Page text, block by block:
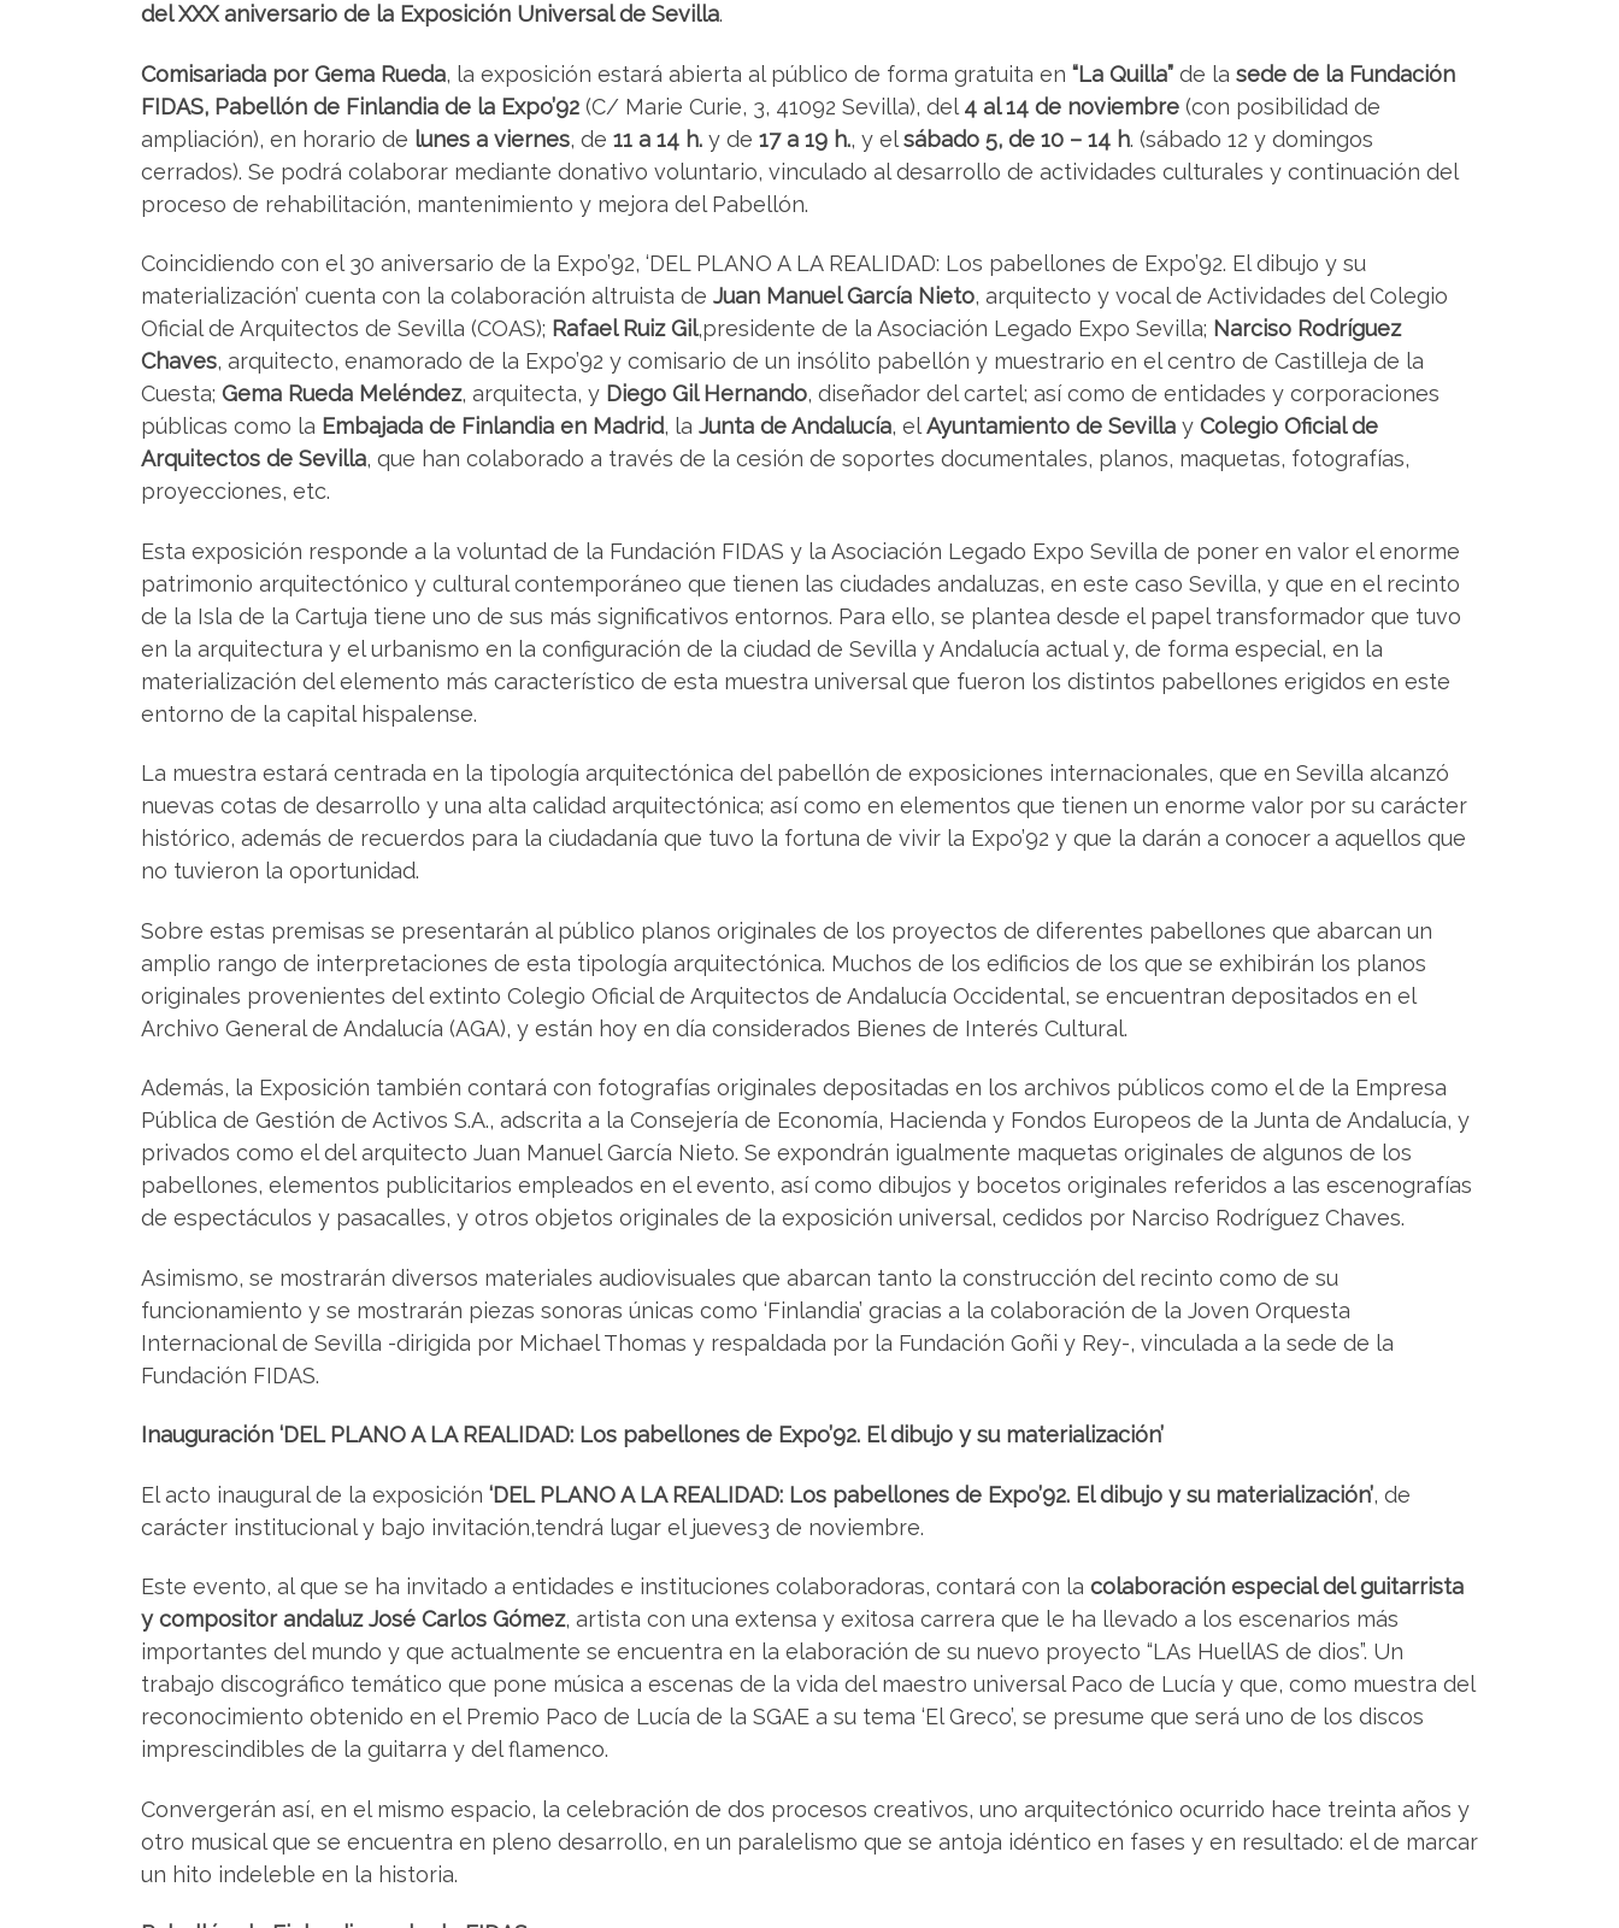
del XXX aniversario de la Exposición Universal de Sevilla.
Comisariada por Gema Rueda, la exposición estará abierta al público de forma gratuita en “La Quilla” de la sede de la Fundación
FIDAS, Pabellón de Finlandia de la Expo’92 (C/ Marie Curie, 3, 41092 Sevilla), del 4 al 14 de noviembre (con posibilidad de
ampliación), en horario de lunes a viernes, de 11 a 14 h. y de 17 a 19 h., y elsábado 5, de 10 – 14 h. (sábado 12 y domingos
cerrados). Se podrá colaborar mediante donativo voluntario, vinculado al desarrollo de actividades culturales y continuación del
proceso de rehabilitación, mantenimiento y mejora del Pabellón.
Coincidiendo con el 30 aniversario de la Expo’92, ‘DEL PLANO A LA REALIDAD: Los pabellones de Expo’92. El dibujo y su
materialización’ cuenta con la colaboración altruista de Juan Manuel García Nieto, arquitecto y vocal de Actividades del Colegio
Oficial de Arquitectos de Sevilla (COAS); Rafael Ruiz Gil,presidente de la Asociación Legado Expo Sevilla; Narciso Rodríguez
Chaves, arquitecto, enamorado de la Expo’92 y comisario de un insólito pabellón y muestrario en el centro de Castilleja de la
Cuesta; Gema Rueda Meléndez, arquitecta, y Diego Gil Hernando, diseñador del cartel; así como de entidades y corporaciones
públicas como la Embajada de Finlandia en Madrid, la Junta de Andalucía, elAyuntamiento de Sevilla y Colegio Oficial de
Arquitectos de Sevilla, que han colaborado a través de la cesión de soportes documentales, planos, maquetas, fotografías,
proyecciones, etc.
Esta exposición responde a la voluntad de la Fundación FIDAS y la Asociación Legado Expo Sevilla de poner en valor el enorme
patrimonio arquitectónico y cultural contemporáneo que tienen las ciudades andaluzas, en este caso Sevilla, y que en el recinto
de la Isla de la Cartuja tiene uno de sus más significativos entornos. Para ello, se plantea desde el papel transformador que tuvo
en la arquitectura y el urbanismo en la configuración de la ciudad de Sevilla y Andalucía actual y, de forma especial, en la
materialización del elemento más característico de esta muestra universal que fueron los distintos pabellones erigidos en este
entorno de la capital hispalense.
La muestra estará centrada en la tipología arquitectónica del pabellón de exposiciones internacionales, que en Sevilla alcanzó
nuevas cotas de desarrollo y una alta calidad arquitectónica; así como en elementos que tienen un enorme valor por su carácter
histórico, además de recuerdos para la ciudadanía que tuvo la fortuna de vivir la Expo’92 y que la darán a conocer a aquellos que
no tuvieron la oportunidad.
Sobre estas premisas se presentarán al público planos originales de los proyectos de diferentes pabellones que abarcan un
amplio rango de interpretaciones de esta tipología arquitectónica. Muchos de los edificios de los que se exhibirán los planos
originales provenientes del extinto Colegio Oficial de Arquitectos de Andalucía Occidental, se encuentran depositados en el
Archivo General de Andalucía (AGA), y están hoy en día considerados Bienes de Interés Cultural.
Además, la Exposición también contará con fotografías originales depositadas en los archivos públicos como el de la Empresa
Pública de Gestión de Activos S.A., adscrita a la Consejería de Economía, Hacienda y Fondos Europeos de la Junta de Andalucía, y
privados como el del arquitecto Juan Manuel García Nieto. Se expondrán igualmente maquetas originales de algunos de los
pabellones, elementos publicitarios empleados en el evento, así como dibujos y bocetos originales referidos a las escenografías
de espectáculos y pasacalles, y otros objetos originales de la exposición universal, cedidos por Narciso Rodríguez Chaves.
Asimismo, se mostrarán diversos materiales audiovisuales que abarcan tanto la construcción del recinto como de su
funcionamiento y se mostrarán piezas sonoras únicas como ‘Finlandia’ gracias a la colaboración de la Joven Orquesta
Internacional de Sevilla -dirigida por Michael Thomas y respaldada por la Fundación Goñi y Rey-, vinculada a la sede de la
Fundación FIDAS.
Inauguración ‘DEL PLANO A LA REALIDAD: Los pabellones de Expo’92. El dibujo y su materialización’
El acto inaugural de la exposición ‘DEL PLANO A LA REALIDAD: Los pabellones de Expo’92. El dibujo y su materialización’, de
carácter institucional y bajo invitación,tendrá lugar el jueves3 de noviembre.
Este evento, al que se ha invitado a entidades e instituciones colaboradoras, contará con la colaboración especial del guitarrista
y compositor andaluz José Carlos Gómez, artista con una extensa y exitosa carrera que le ha llevado a los escenarios más
importantes del mundo y que actualmente se encuentra en la elaboración de su nuevo proyecto “LAs HuellAS de dios”. Un
trabajo discográfico temático que pone música a escenas de la vida del maestro universal Paco de Lucía y que, como muestra del
reconocimiento obtenido en el Premio Paco de Lucía de la SGAE a su tema ‘El Greco’, se presume que será uno de los discos
imprescindibles de la guitarra y del flamenco.
Convergerán así, en el mismo espacio, la celebración de dos procesos creativos, uno arquitectónico ocurrido hace treinta años y
otro musical que se encuentra en pleno desarrollo, en un paralelismo que se antoja idéntico en fases y en resultado: el de marcar
un hito indeleble en la historia.